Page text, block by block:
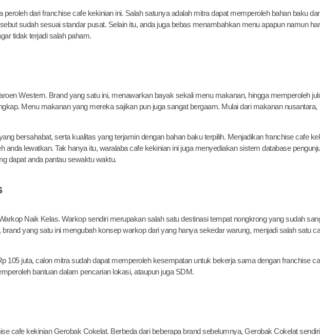
dari franchise cafe kekinian ini. Salah satunya adalah mitra dapat memperoleh bahan baku
sudah sesuai standar pusat. Selain itu, anda juga bebas menambahkan menu apapun namun
tidak terjadi salah paham.
Western. Brand yang satu ini, menawarkan bayak sekali menu makanan, hingga memperoleh
Menu makanan yang mereka sajikan pun juga sangat bergaam. Mulai dari makanan nusantara,
bersahabat, serta kualitas yang terjamin dengan bahan baku terpilih. Menjadikan franchise cafe
anda lewatkan. Tak hanya itu, waralaba cafe kekinian ini juga menyediakan sistem database
dapat anda pantau sewaktu waktu.
Naik Kelas. Warkop sendiri merupakan salah satu destinasi tempat nongkrong yang sudah
yang satu ini mengubah konsep warkop dari yang hanya sekedar warung, menjadi salah satu
105 juta, calon mitra sudah dapat memperoleh kesempatan untuk bekerja sama dengan franchise
bantuan dalam pencarian lokasi, ataupun juga SDM.
cafe kekinian Gerobak Cokelat. Berbeda dari beberapa brand sebelumnya, Gerobak Cokelat